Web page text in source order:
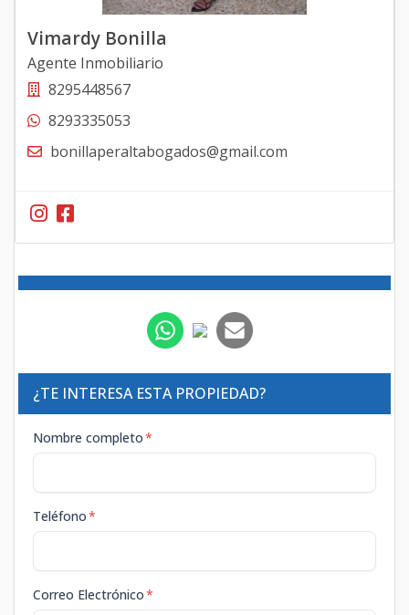
Vimardy Bonilla
Agente Inmobiliario
8295448567
8293335053
bonillaperaltabogados@gmail.com
¿TE INTERESA ESTA PROPIEDAD?
Nombre completo*
Teléfono*
Correo Electrónico*